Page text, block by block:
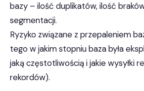
bazy – ilość duplikatów, ilość
segmentacji.
Ryzyko związane z przepaleniem
tego w jakim stopniu baza była
jaką częstotliwością i jakie wysyłki
rekordów).